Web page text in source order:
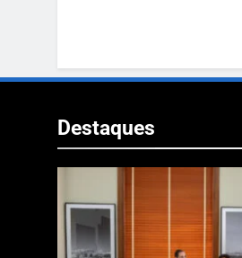
Destaques